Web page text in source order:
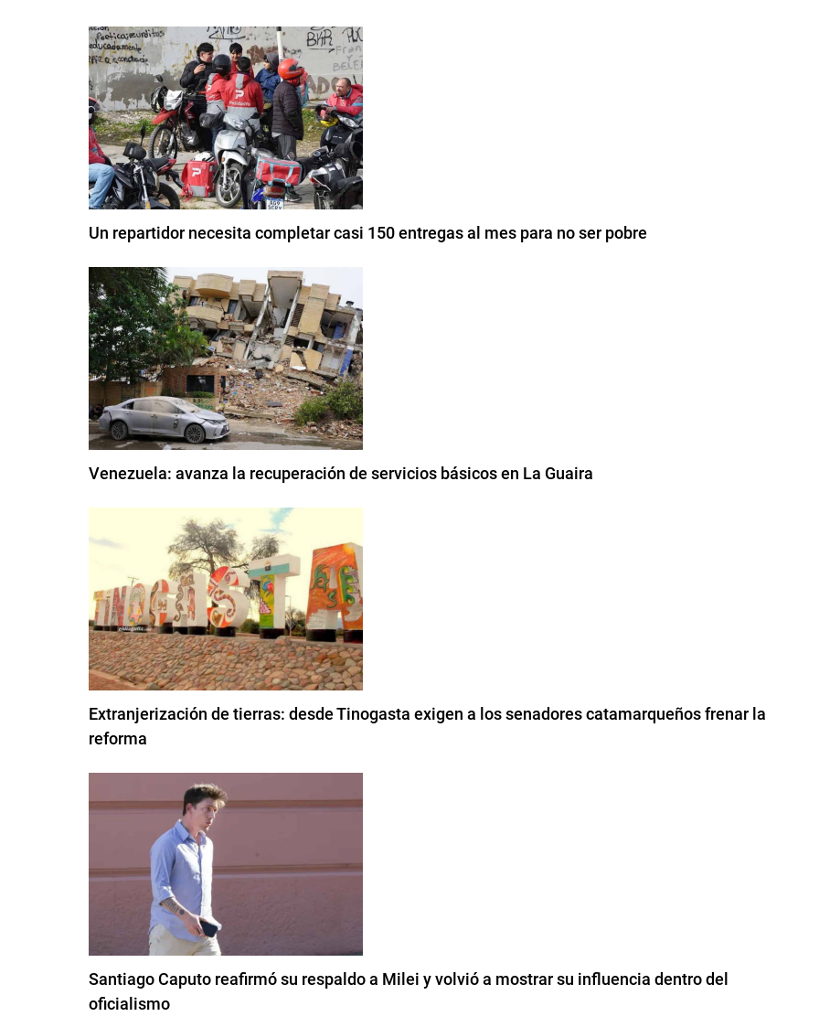
Un repartidor necesita completar casi 150 entregas al mes para no ser pobre
Venezuela: avanza la recuperación de servicios básicos en La Guaira
Extranjerización de tierras: desde Tinogasta exigen a los senadores catamarqueños frenar la
reforma
Santiago Caputo reafirmó su respaldo a Milei y volvió a mostrar su influencia dentro del
oficialismo